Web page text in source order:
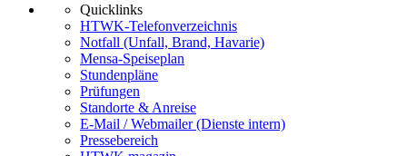
Quicklinks
HTWK-Telefonverzeichnis
Notfall (Unfall, Brand, Havarie)
Mensa-Speiseplan
Stundenpläne
Prüfungen
Standorte & Anreise
E-Mail / Webmailer (Dienste intern)
Pressebereich